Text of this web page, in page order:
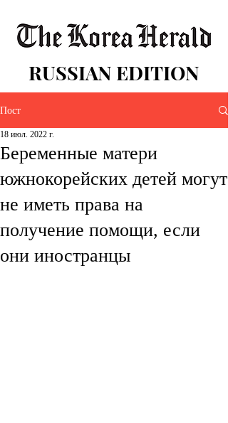
RUSSIAN EDITION
Пост
Беременные матери
южнокорейских детей могут
не иметь права на
получение помощи, если
они иностранцы
18 июл. 2022 г.